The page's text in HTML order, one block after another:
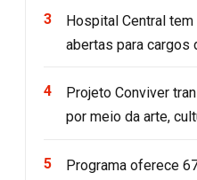
Hospital Central
abertas para cargos
Projeto Conviver
por meio da arte,
Programa oferece